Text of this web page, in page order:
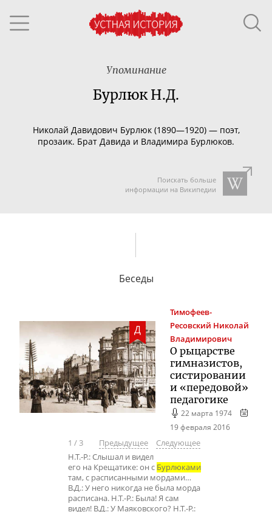
Упоминание
Бурлюк Н.Д.
Николай Давидович Бурлюк (1890—1920) — поэт,
прозаик. Брат Давида и Владимира Бурлюков.
Поискать больше
информации на Википедии
Беседы
Д
Тимофеев-
Ресовский Николай
Владимирович
О рыцарстве
гимназистов,
систировании
и «передовой»
педагогике
22 марта 1974
19 февраля 2016
1 /3 Предыдущее
Следующее
Н.Т.-Р.: Слышал и видел
его на Крещатике: он с Бурлюками
там, с расписанными мордами…
В.Д.: У него никогда не была морда
расписана. Н.Т.-Р.: Была! Я сам
видел! В.Д.: У Маяковского? Н.Т.-Р.: